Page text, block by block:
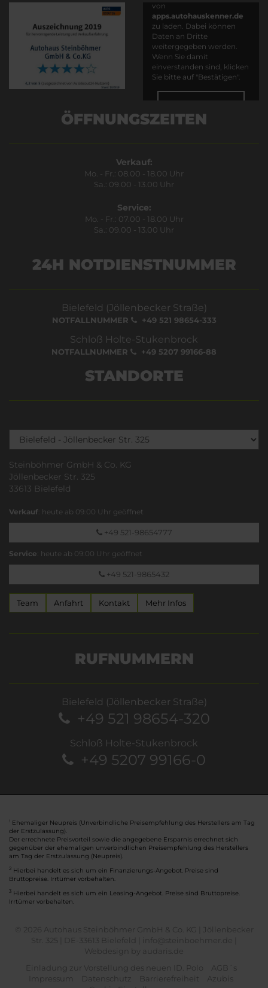
von
apps.autohauskenner.de
zu laden. Dabei können
Daten an Dritte
weitergegeben werden.
Wenn Sie damit
einverstanden sind, klicken
Sie bitte auf "Bestätigen".
ÖFFNUNGSZEITEN
Verkauf:
Mo. - Fr.: 08.00 - 18.00 Uhr
Sa.: 09.00 - 13.00 Uhr
Service:
Mo. - Fr.: 07.00 - 18.00 Uhr
Sa.: 09.00 - 13.00 Uhr
24H NOTDIENSTNUMMER
Bielefeld (Jöllenbecker Straße)
NOTFALLNUMMER +49 521 98654-333
Schloß Holte-Stukenbrock
NOTFALLNUMMER +49 5207 99166-88
STANDORTE
Steinböhmer GmbH & Co. KG
Jöllenbecker Str. 325
33613 Bielefeld
Verkauf: heute ab 09:00 Uhr geöffnet
+49 521-98654777
Service: heute ab 09:00 Uhr geöffnet
+49 521-9865432
Team Anfahrt Kontakt Mehr Infos
RUFNUMMERN
Bielefeld (Jöllenbecker Straße)
+49 521 98654-320
Schloß Holte-Stukenbrock
+49 5207 99166-0
Ehemaliger Neupreis (Unverbindliche Preisempfehlung des Herstellers am Tag
der Erstzulassung).
Der errechnete Preisvorteil sowie die angegebene Ersparnis errechnet sich
gegenüber der ehemaligen unverbindlichen Preisempfehlung des Herstellers
am Tag der Erstzulassung (Neupreis).
2 Hierbei handelt es sich um ein Finanzierungs-Angebot. Preise sind
Bruttopreise. Irrtümer vorbehalten.
3 Hierbei handelt es sich um ein Leasing-Angebot. Preise sind Bruttopreise.
Irrtümer vorbehalten.
© 2026 Autohaus Steinböhmer GmbH & Co. KG | Jöllenbecker
Str. 325 | DE-33613 Bielefeld | info@steinboehmer.de |
Webdesign by audaris.de
Einladung zur Vorstellung des neuen ID. Polo
AGB´s
Impressum
Datenschutz Barrierefreiheit
Azubis